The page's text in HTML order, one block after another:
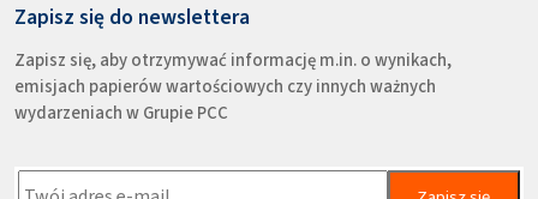
Zapisz się do newslettera
Zapisz się, aby otrzymywać informację m.in. o wynikach,
emisjach papierów wartościowych czy innych ważnych
wydarzeniach w Grupie PCC